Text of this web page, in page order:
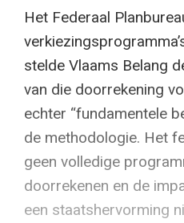
Het Federaal
stelde Vlaams Belang
van die doorrekening
echter “fundamentele
de methodologie. Het
geen volledige
doorrekenen en de
een staatshervorming